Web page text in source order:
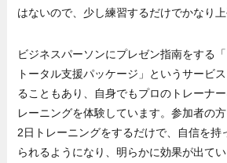
はないので、少し練習するだけでかなり上
ビジネスパーソンにプレゼン指南をする「
トータル支援パッケージ」というサービ
ることもあり、自身でもプロのトレーナ
レーニングを体験しています。参加者の
2日トレーニングをするだけで、自信を持
られるようになり、明らかに効果が出て